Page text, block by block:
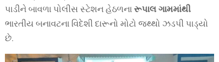
પાડીને બાવળા પોલીસ સ્ટેશન હેઠળનારૂપાલ ગામમાંથી
ભારતીય બનાવટના વિદેશી દારૂનો મોટો જથ્થો ઝડપી પાડ્યો
છે.